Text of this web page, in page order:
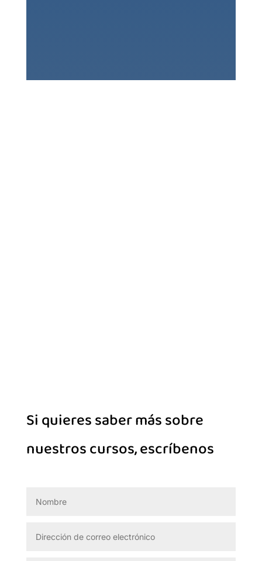
Si quieres saber más sobre
nuestros cursos, escríbenos